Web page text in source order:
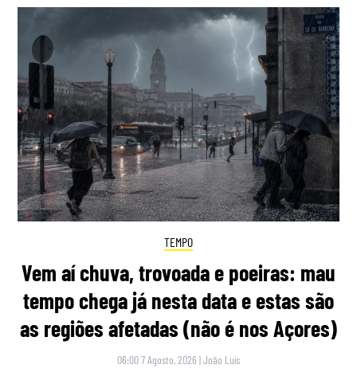
TEMPO
Vem aí chuva, trovoada e poeiras: mau
tempo chega já nesta data e estas são
as regiões afetadas (não é nos Açores)
06:00 7 Agosto, 2026 |João Luís